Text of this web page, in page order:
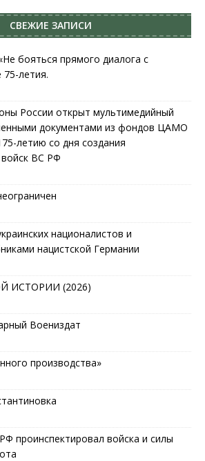
СВЕЖИЕ ЗАПИСИ
бояться прямого диалога с
75-летия.
России открыт мультимедийный
документами из фондов ЦАМО
летию со дня создания
ВС РФ
националистов и
нацистской Германии
ИСТОРИИ (2026)
Воениздат
производства»
проинспектировал войска и силы